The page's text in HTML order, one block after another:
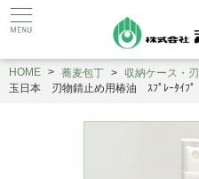
HOME 蕎麦包丁
収納ケース・
玉日本 刃物錆止め用椿油 ｽﾌﾟﾚｰﾀｲﾌ